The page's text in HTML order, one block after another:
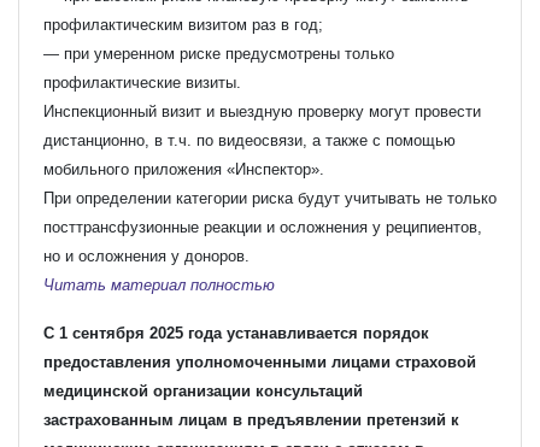
профилактическим визитом раз в год;
— при умеренном риске предусмотрены только
профилактические визиты.
Инспекционный визит и выездную проверку могут провести
дистанционно, в т.ч. по видеосвязи, а также с помощью
мобильного приложения «Инспектор».
При определении категории риска будут учитывать не только
посттрансфузионные реакции и осложнения у реципиентов,
но и осложнения у доноров.
Читать материал полностью
С 1 сентября 2025 года устанавливается порядок
предоставления уполномоченными лицами страховой
медицинской организации консультаций
застрахованным лицам в предъявлении претензий к